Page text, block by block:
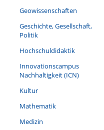
Geowissenschaften
Geschichte, Gesellschaft,
Politik
Hochschuldidaktik
Innovationscampus
Nachhaltigkeit (ICN)
Kultur
Mathematik
Medizin